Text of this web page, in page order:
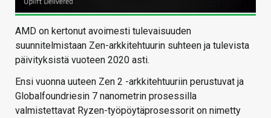
AMD on kertonut avoimesti tulevaisuuden
suunnitelmistaan Zen-arkkitehtuurin suhteen ja tulevista
päivityksistä vuoteen 2020 asti.
Ensi vuonna uuteen Zen 2 -arkkitehtuuriin perustuvat ja
Globalfoundriesin 7 nanometrin prosessilla
valmistettavat Ryzen-työpöytäprosessorit on nimetty